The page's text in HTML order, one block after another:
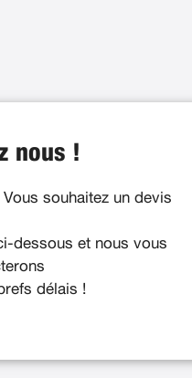
nous !
souhaitez un devis
dessous et nous vous
délais !